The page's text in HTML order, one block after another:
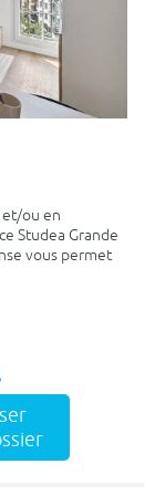
et/ou en
Studea Grande
vous permet